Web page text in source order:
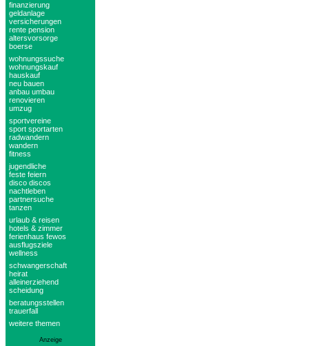
finanzierung
geldanlage
versicherungen
rente pension
altersvorsorge
boerse
wohnungssuche
wohnungskauf
hauskauf
neu bauen
anbau umbau
renovieren
umzug
sportvereine
sport sportarten
radwandern
wandern
fitness
jugendliche
feste feiern
disco discos
nachtleben
partnersuche
tanzen
urlaub & reisen
hotels & zimmer
ferienhaus fewos
ausflugsziele
wellness
schwangerschaft
heirat
alleinerziehend
scheidung
beratungsstellen
trauerfall
weitere themen
Anzeige